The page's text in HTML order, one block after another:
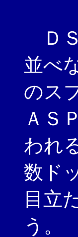
Ｄ
並べ
のス
ＡＳ
われ
数ド
目立
う。